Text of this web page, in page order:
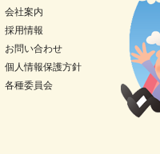
会社案内
採用情報
お問い合わせ
個人情報保護方針
各種委員会